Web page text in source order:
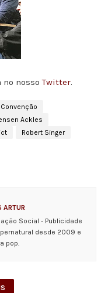
no nossoTwitter.
Convenção
Ackles
Robert Singer
ARTUR
Social - Publicidade
desde 2009 e
pop.